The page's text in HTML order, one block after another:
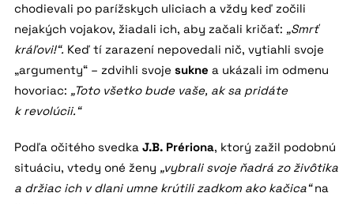
chodievali po parížskych uliciach a vždy keď zočili
nejakých vojakov, žiadali ich, aby začali kričať: „Smrť
kráľovi!“. Keď tí zarazení nepovedali nič, vytiahli svoje
„argumenty“ – zdvihli svoje sukne a ukázali im odmenu
hovoriac: „Toto všetko bude vaše, ak sa pridáte
k revolúcii.“
Podľa očitého svedka J.B. Prériona, ktorý zažil podobnú
situáciu, vtedy oné ženy „vybrali svoje ňadrá zo živôtika
a držiac ich v dlani umne krútili zadkom ako kačica“na